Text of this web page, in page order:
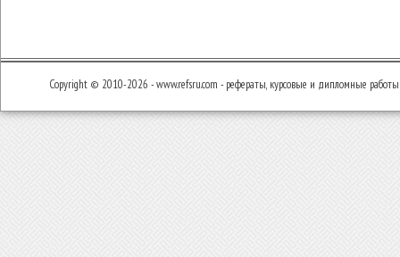
Copyright © 2010-2026 - www.refsru.com - рефераты, курсовые и дипломные работы